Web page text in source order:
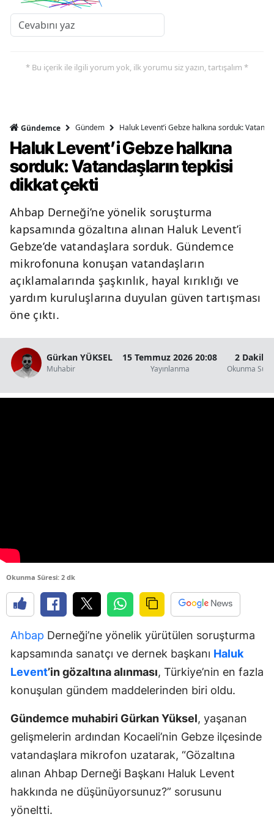
* Bu içerik ile ilgili yorum yok, ilk yorumu siz yazın, tartışalım *
Gündemce Gündem Haluk Levent’i Gebze halkına sorduk:
Haluk Levent’i Gebze halkına
sorduk: Vatandaşların tepkisi
dikkat çekti
Ahbap Derneği’ne yönelik soruşturma
kapsamında gözaltına alınan Haluk Levent’i
Gebze’de vatandaşlara sorduk. Gündemce
mikrofonuna konuşan vatandaşların
açıklamalarında şaşkınlık, hayal kırıklığı ve
yardım kuruluşlarına duyulan güven tartışması
öne çıktı.
Gürkan YÜKSEL
Muhabir
15 Temmuz 2026 20:08
Yayınlanma
2 Dakika
Okunma
Okunma Süresi: 2 dk
Ahbap Derneği’ne yönelik yürütülen soruşturma
kapsamında sanatçı ve dernek başkanı Haluk
Levent’in gözaltına alınması, Türkiye’nin en fazla
konuşulan gündem maddelerinden biri oldu.
Gündemce muhabiri Gürkan Yüksel, yaşanan
gelişmelerin ardından Kocaeli’nin Gebze ilçesinde
vatandaşlara mikrofon uzatarak, “Gözaltına
alınan Ahbap Derneği Başkanı Haluk Levent
hakkında ne düşünüyorsunuz?” sorusunu
yöneltti.